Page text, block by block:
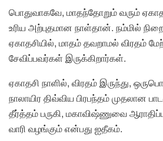
பொதுவாகவே, மாதந்தோறும் வரும்
உரிய அற்புதமான நாள்தான். நம்மில்
ஏகாதசியில், மாதம் தவறாமல் விரதம்
சேவிப்பவர்கள் இருக்கிறார்கள்.
ஏகாதசி நாளில், விரதம் இருந்து,
நாலாயிர திவ்விய பிரபந்தம் முதலான
தீர்த்தம் பருகி, மகாவிஷ்ணுவை
வாரி வழங்கும் என்பது ஐதீகம்.